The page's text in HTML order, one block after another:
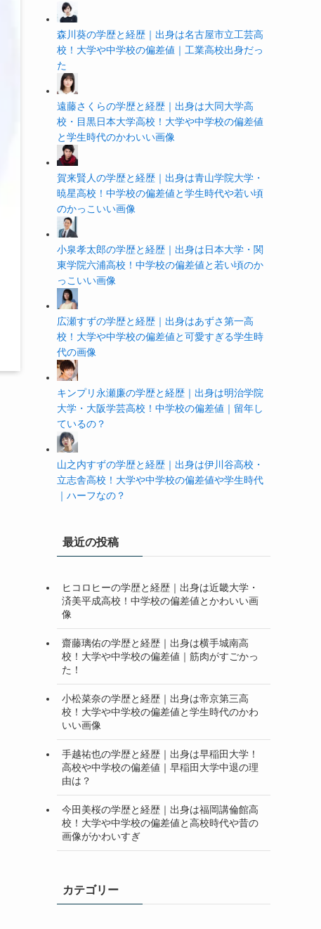
森川葵の学歴と経歴｜出身は名古屋市立工芸高
校！大学や中学校の偏差値｜工業高校出身だっ
た
遠藤さくらの学歴と経歴｜出身は大同大学高
校・目黒日本大学高校！大学や中学校の偏差値
と学生時代のかわいい画像
賀来賢人の学歴と経歴｜出身は青山学院大学・
暁星高校！中学校の偏差値と学生時代や若い頃
のかっこいい画像
小泉孝太郎の学歴と経歴｜出身は日本大学・関
東学院六浦高校！中学校の偏差値と若い頃のか
っこいい画像
広瀬すずの学歴と経歴｜出身はあずさ第一高
校！大学や中学校の偏差値と可愛すぎる学生時
代の画像
キンプリ永瀬廉の学歴と経歴｜出身は明治学院
大学・大阪学芸高校！中学校の偏差値｜留年し
ているの？
山之内すずの学歴と経歴｜出身は伊川谷高校・
立志舎高校！大学や中学校の偏差値や学生時代
｜ハーフなの？
最近の投稿
ヒコロヒーの学歴と経歴｜出身は近畿大学・
済美平成高校！中学校の偏差値とかわいい画
像
齋藤璃佑の学歴と経歴｜出身は横手城南高
校！大学や中学校の偏差値｜筋肉がすごかっ
た！
小松菜奈の学歴と経歴｜出身は帝京第三高
校！大学や中学校の偏差値と学生時代のかわ
いい画像
手越祐也の学歴と経歴｜出身は早稲田大学！
高校や中学校の偏差値｜早稲田大学中退の理
由は？
今田美桜の学歴と経歴｜出身は福岡講倫館高
校！大学や中学校の偏差値と高校時代や昔の
画像がかわいすぎ
カテゴリー